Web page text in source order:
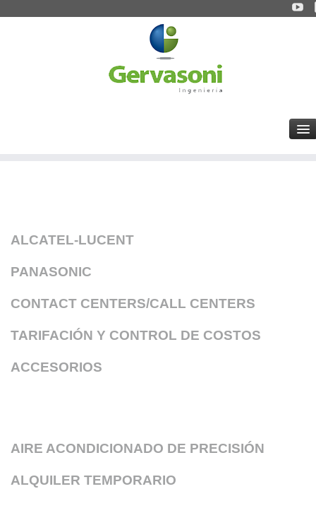
ALCATEL-LUCENT
PANASONIC
CONTACT CENTERS/CALL CENTERS
TARIFACIÓN Y CONTROL DE COSTOS
ACCESORIOS
AIRE ACONDICIONADO DE PRECISIÓN
ALQUILER TEMPORARIO